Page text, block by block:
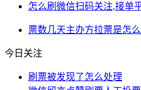
怎么刷微信扫码关注,接单
票数几天主办方拉票是怎么
今日关注
刷票被发现了怎么处理